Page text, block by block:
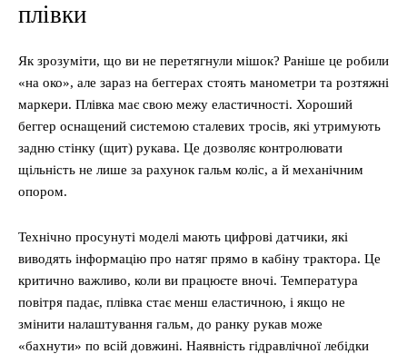
плівки
Як зрозуміти, що ви не перетягнули мішок? Раніше це робили
«на око», але зараз на беггерах стоять манометри та розтяжні
маркери. Плівка має свою межу еластичності. Хороший
беггер оснащений системою сталевих тросів, які утримують
задню стінку (щит) рукава. Це дозволяє контролювати
щільність не лише за рахунок гальм коліс, а й механічним
опором.
Технічно просунуті моделі мають цифрові датчики, які
виводять інформацію про натяг прямо в кабіну трактора. Це
критично важливо, коли ви працюєте вночі. Температура
повітря падає, плівка стає менш еластичною, і якщо не
змінити налаштування гальм, до ранку рукав може
«бахнути» по всій довжині. Наявність гідравлічної лебідки